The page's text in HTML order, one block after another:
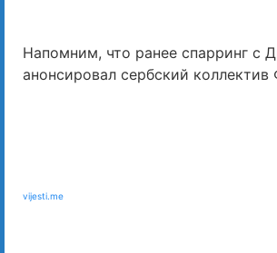
Напомним, что ранее спарринг с
анонсировал сербский
vijesti.me